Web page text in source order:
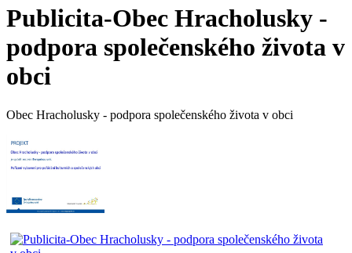
Publicita-Obec Hracholusky -
podpora společenského života v
obci
Obec Hracholusky - podpora společenského života v obci